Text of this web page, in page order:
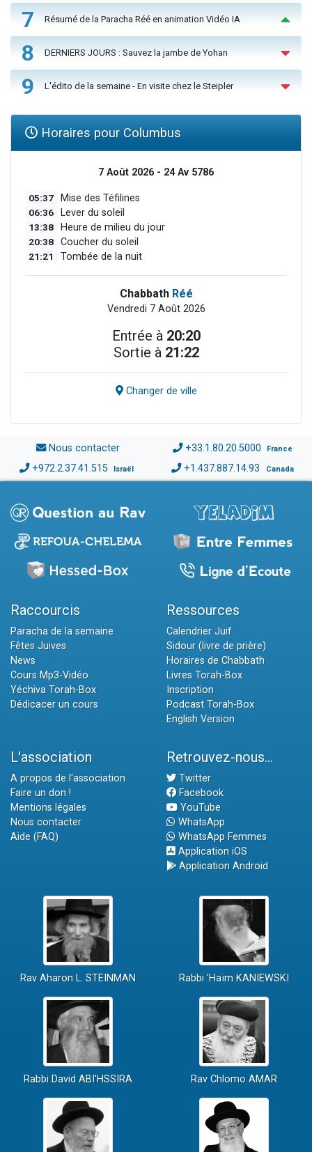
7 Résumé de la Paracha Réé en animation Vidéo IA
8 DERNIERS JOURS : Sauvez la jambe de Yohan
9 L'édito de la semaine - En visite chez le Steipler
Horaires pour Columbus
7 Août 2026 - 24 Av 5786
05:37 Mise des Téfilines
06:36 Lever du soleil
13:38 Heure de milieu du jour
20:38 Coucher du soleil
21:21 Tombée de la nuit
Chabbath Réé
Vendredi 7 Août 2026
Entrée à 20:20
Sortie à 21:22
Changer de ville
Nous contacter +33.1.80.20.5000 France
+972.2.37.41.515 Israël +1.437.887.14.93 Canada
Raccourcis
Paracha de la semaine
Fêtes Juives
News
Cours Mp3-Vidéo
Yéchiva Torah-Box
Dédicacer un cours
Ressources
Calendrier Juif
Sidour (livre de prière)
Horaires de Chabbath
Livres Torah-Box
Inscription
Podcast Torah-Box
English Version
L'association
A propos de l'association
Faire un don !
Mentions légales
Nous contacter
Aide (FAQ)
Retrouvez-nous...
Twitter
Facebook
YouTube
WhatsApp
WhatsApp Femmes
Application iOS
Application Android
Rav Aharon L. STEINMAN Rabbi 'Haïm KANIEWSKI
Rabbi David ABI'HSSIRA Rav Chlomo AMAR